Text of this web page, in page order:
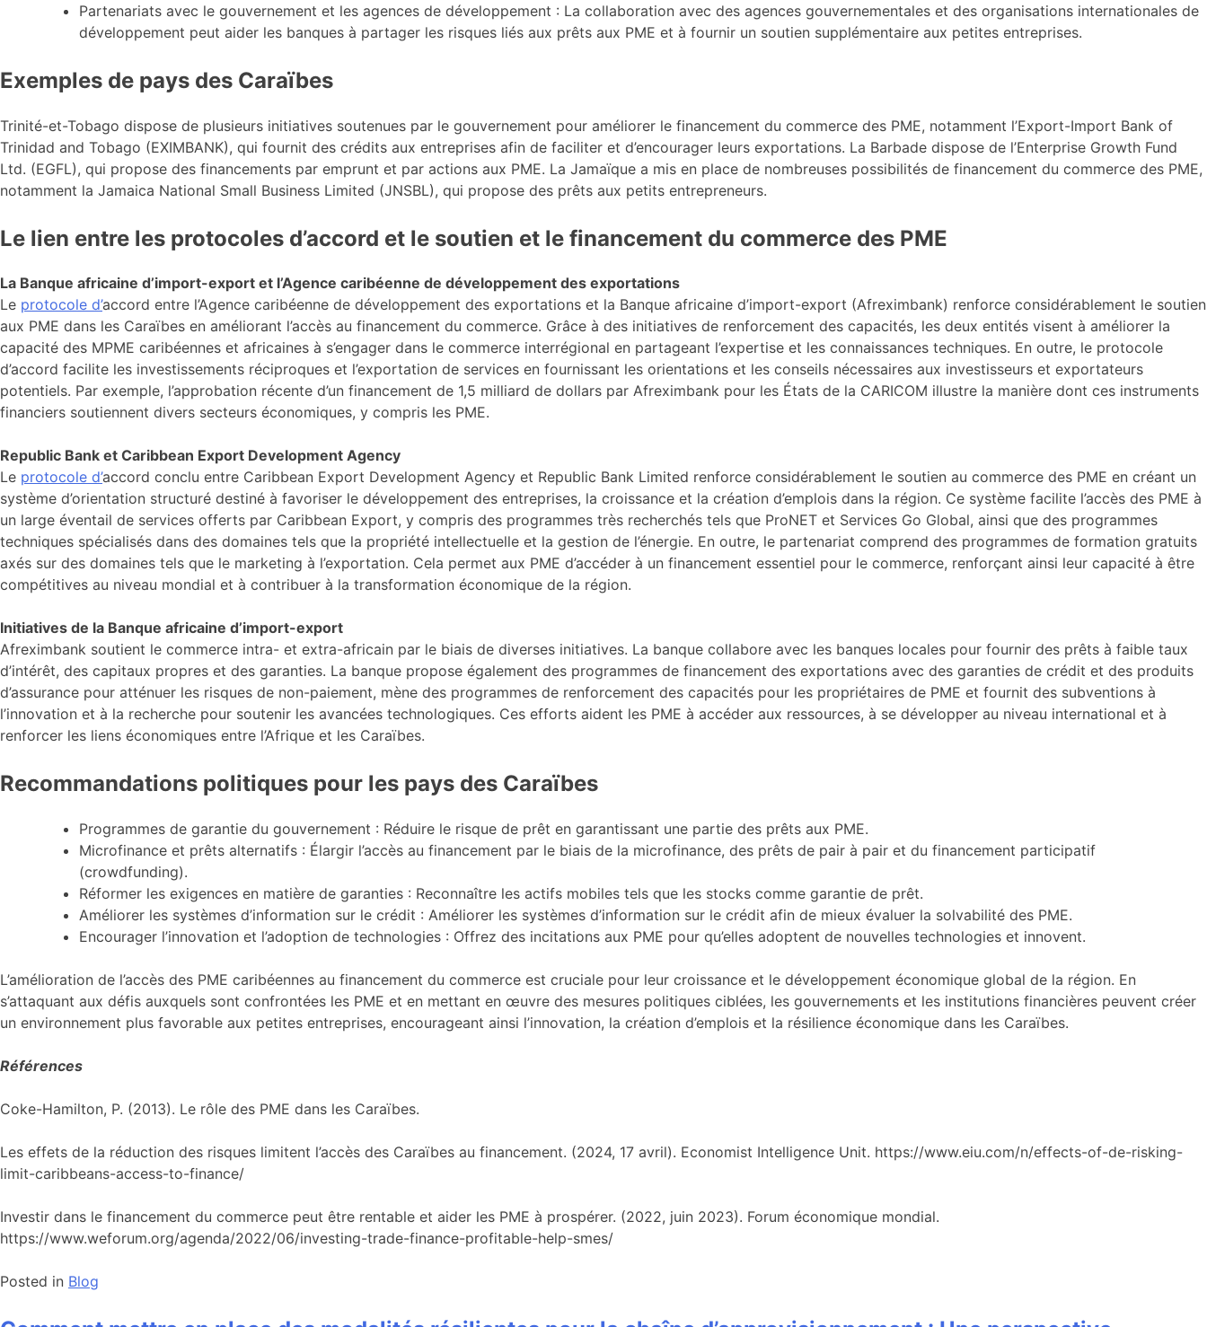
Partenariats avec le gouvernement et les agences de développement : La collaboration avec des agences gouvernementales et des organisations internationales de
développement peut aider les banques à partager les risques liés aux prêts aux PME et à fournir un soutien supplémentaire aux petites entreprises.
Exemples de pays des Caraïbes
Trinité-et-Tobago dispose de plusieurs initiatives soutenues par le gouvernement pour améliorer le financement du commerce des PME, notamment l’Export-Import Bank of
Trinidad and Tobago (EXIMBANK), qui fournit des crédits aux entreprises afin de faciliter et d’encourager leurs exportations. La Barbade dispose de l’Enterprise Growth Fund
Ltd. (EGFL), qui propose des financements par emprunt et par actions aux PME. La Jamaïque a mis en place de nombreuses possibilités de financement du commerce des PME,
notamment la Jamaica National Small Business Limited (JNSBL), qui propose des prêts aux petits entrepreneurs.
Le lien entre les protocoles d’accord et le soutien et le financement du commerce des PME
La Banque africaine d’import-export et l’Agence caribéenne de développement des exportations
Le protocole d’accord entre l’Agence caribéenne de développement des exportations et la Banque africaine d’import-export (Afreximbank) renforce considérablement le soutien
aux PME dans les Caraïbes en améliorant l’accès au financement du commerce. Grâce à des initiatives de renforcement des capacités, les deux entités visent à améliorer la
capacité des MPME caribéennes et africaines à s’engager dans le commerce interrégional en partageant l’expertise et les connaissances techniques. En outre, le protocole
d’accord facilite les investissements réciproques et l’exportation de services en fournissant les orientations et les conseils nécessaires aux investisseurs et exportateurs
potentiels. Par exemple, l’approbation récente d’un financement de 1,5 milliard de dollars par Afreximbank pour les États de la CARICOM illustre la manière dont ces instruments
financiers soutiennent divers secteurs économiques, y compris les PME.
Republic Bank et Caribbean Export Development Agency
Le protocole d’accord conclu entre Caribbean Export Development Agency et Republic Bank Limited renforce considérablement le soutien au commerce des PME en créant un
système d’orientation structuré destiné à favoriser le développement des entreprises, la croissance et la création d’emplois dans la région. Ce système facilite l’accès des PME à
un large éventail de services offerts par Caribbean Export, y compris des programmes très recherchés tels que ProNET et Services Go Global, ainsi que des programmes
techniques spécialisés dans des domaines tels que la propriété intellectuelle et la gestion de l’énergie. En outre, le partenariat comprend des programmes de formation gratuits
axés sur des domaines tels que le marketing à l’exportation. Cela permet aux PME d’accéder à un financement essentiel pour le commerce, renforçant ainsi leur capacité à être
compétitives au niveau mondial et à contribuer à la transformation économique de la région.
Initiatives de la Banque africaine d’import-export
Afreximbank soutient le commerce intra- et extra-africain par le biais de diverses initiatives. La banque collabore avec les banques locales pour fournir des prêts à faible taux
d’intérêt, des capitaux propres et des garanties. La banque propose également des programmes de financement des exportations avec des garanties de crédit et des produits
d’assurance pour atténuer les risques de non-paiement, mène des programmes de renforcement des capacités pour les propriétaires de PME et fournit des subventions à
l’innovation et à la recherche pour soutenir les avancées technologiques. Ces efforts aident les PME à accéder aux ressources, à se développer au niveau international et à
renforcer les liens économiques entre l’Afrique et les Caraïbes.
Recommandations politiques pour les pays des Caraïbes
Programmes de garantie du gouvernement : Réduire le risque de prêt en garantissant une partie des prêts aux PME.
Microfinance et prêts alternatifs : Élargir l’accès au financement par le biais de la microfinance, des prêts de pair à pair et du financement participatif
(crowdfunding).
Réformer les exigences en matière de garanties : Reconnaître les actifs mobiles tels que les stocks comme garantie de prêt.
Améliorer les systèmes d’information sur le crédit : Améliorer les systèmes d’information sur le crédit afin de mieux évaluer la solvabilité des PME.
Encourager l’innovation et l’adoption de technologies : Offrez des incitations aux PME pour qu’elles adoptent de nouvelles technologies et innovent.
L’amélioration de l’accès des PME caribéennes au financement du commerce est cruciale pour leur croissance et le développement économique global de la région. En
s’attaquant aux défis auxquels sont confrontées les PME et en mettant en œuvre des mesures politiques ciblées, les gouvernements et les institutions financières peuvent créer
un environnement plus favorable aux petites entreprises, encourageant ainsi l’innovation, la création d’emplois et la résilience économique dans les Caraïbes.
Références
Coke-Hamilton, P. (2013). Le rôle des PME dans les Caraïbes.
Les effets de la réduction des risques limitent l’accès des Caraïbes au financement. (2024, 17 avril). Economist Intelligence Unit. https://www.eiu.com/n/effects-of-de-risking-
limit-caribbeans-access-to-finance/
Investir dans le financement du commerce peut être rentable et aider les PME à prospérer. (2022, juin 2023). Forum économique mondial.
https://www.weforum.org/agenda/2022/06/investing-trade-finance-profitable-help-smes/
Posted in Blog